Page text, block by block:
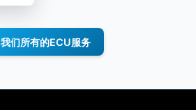
我们所有的ECU服务